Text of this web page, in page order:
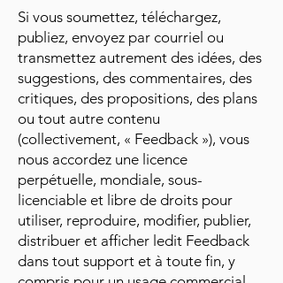
Si vous soumettez, téléchargez,
publiez, envoyez par courriel ou
transmettez autrement des idées, des
suggestions, des commentaires, des
critiques, des propositions, des plans
ou tout autre contenu
(collectivement, « Feedback »), vous
nous accordez une licence
perpétuelle, mondiale, sous-
licenciable et libre de droits pour
utiliser, reproduire, modifier, publier,
distribuer et afficher ledit Feedback
dans tout support et à toute fin, y